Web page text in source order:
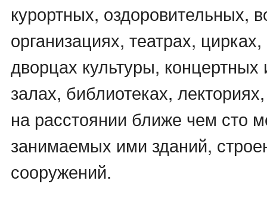
курортных, оздоровительных,
организациях, театрах,
дворцах культуры,
залах, библиотеках,
на расстоянии ближе чем сто
занимаемых ими зданий,
сооружений.